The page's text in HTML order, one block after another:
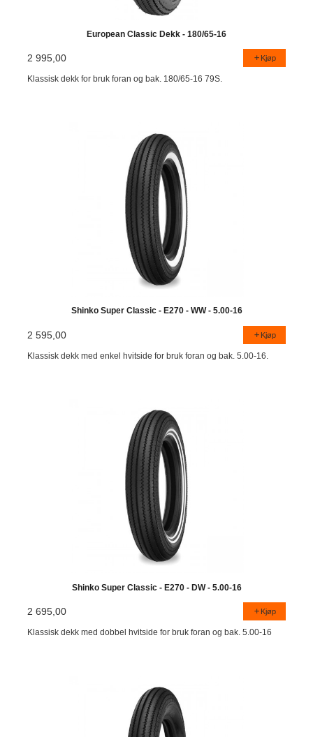
European Classic Dekk - 180/65-16
2 995,00 Kjøp
Klassisk dekk for bruk foran og bak. 180/65-16 79S.
Shinko Super Classic - E270 - WW - 5.00-16
2 595,00 Kjøp
Klassisk dekk med enkel hvitside for bruk foran og bak. 5.00-16.
Shinko Super Classic - E270 - DW - 5.00-16
2 695,00 Kjøp
Klassisk dekk med dobbel hvitside for bruk foran og bak. 5.00-16